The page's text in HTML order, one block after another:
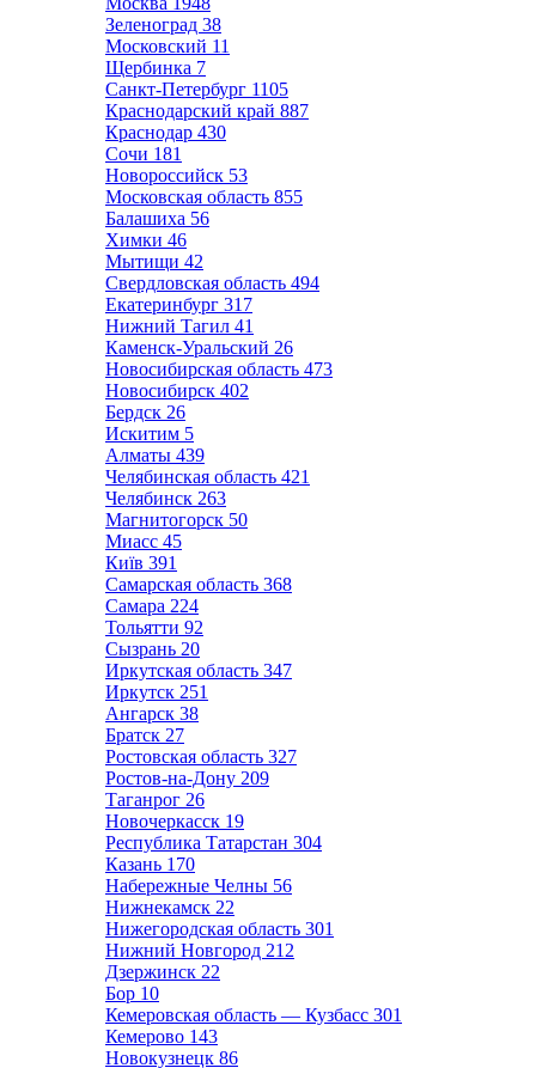
Зеленоград 38
Московский 11
Щербинка 7
Санкт-Петербург 1105
Краснодарский край 887
Краснодар 430
Сочи 181
Новороссийск 53
Московская область 855
Балашиха 56
Химки 46
Мытищи 42
Свердловская область 494
Екатеринбург 317
Нижний Тагил 41
Каменск-Уральский 26
Новосибирская область 473
Новосибирск 402
Бердск 26
Искитим 5
Алматы 439
Челябинская область 421
Челябинск 263
Магнитогорск 50
Миасс 45
Київ 391
Самарская область 368
Самара 224
Тольятти 92
Сызрань 20
Иркутская область 347
Иркутск 251
Ангарск 38
Братск 27
Ростовская область 327
Ростов-на-Дону 209
Таганрог 26
Новочеркасск 19
Республика Татарстан 304
Казань 170
Набережные Челны 56
Нижнекамск 22
Нижегородская область 301
Нижний Новгород 212
Дзержинск 22
Бор 10
Кемеровская область — Кузбасс 301
Кемерово 143
Новокузнецк 86